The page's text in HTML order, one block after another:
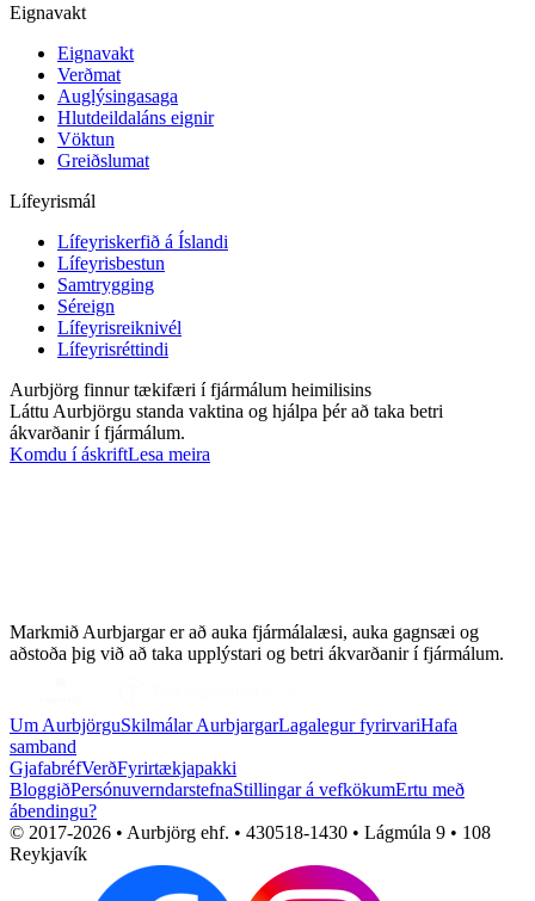
Eignavakt
Eignavakt
Verðmat
Auglýsingasaga
Hlutdeildaláns eignir
Vöktun
Greiðslumat
Lífeyrismál
Lífeyriskerfið á Íslandi
Lífeyrisbestun
Samtrygging
Séreign
Lífeyrisreiknivél
Lífeyrisréttindi
Aurbjörg finnur tækifæri í fjármálum heimilisins
Láttu Aurbjörgu standa vaktina og hjálpa þér að taka betri
ákvarðanir í fjármálum.
Komdu í áskriftLesa meira
Markmið Aurbjargar er að auka fjármálalæsi, auka gagnsæi og
aðstoða þig við að taka upplýstari og betri ákvarðanir í fjármálum.
Um AurbjörguSkilmálar AurbjargarLagalegur fyrirvariHafa
samband
GjafabréfVerðFyrirtækjapakki
BloggiðPersónuverndarstefnaStillingar á vefkökumErtu með
ábendingu?
© 2017-2026 • Aurbjörg ehf. • 430518-1430 • Lágmúla 9 • 108
Reykjavík